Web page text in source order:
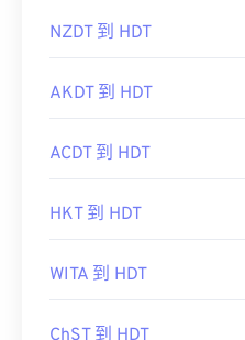
NZDT 到 HDT
AKDT 到 HDT
ACDT 到 HDT
HKT 到 HDT
WITA 到 HDT
ChST 到 HDT